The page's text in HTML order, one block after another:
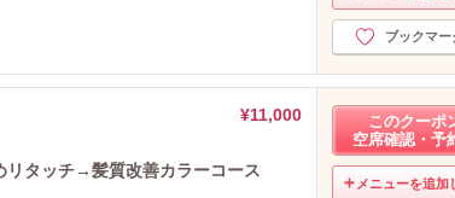
ブックマー
¥11,000
リタッチ→髪質改善カラーコース
このクーポ
空席確認・予
メニューを追加